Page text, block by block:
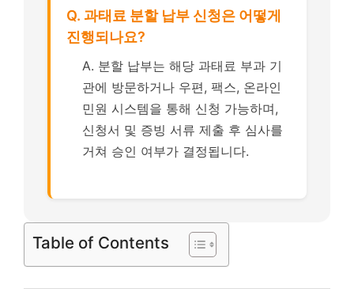
Q. 과태료 분할 납부 신청은 어떻게
진행되나요?
A. 분할 납부는 해당 과태료 부과 기
관에 방문하거나 우편, 팩스, 온라인
민원 시스템을 통해 신청 가능하며,
신청서 및 증빙 서류 제출 후 심사를
거쳐 승인 여부가 결정됩니다.
Table of Contents